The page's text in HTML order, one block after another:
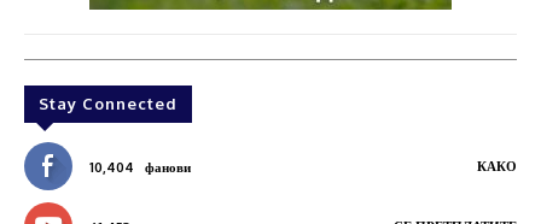
Stay Connected
10,404 фанови КАКО